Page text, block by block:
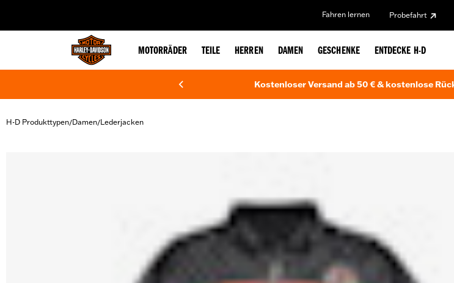
Fahren lernen Probefahrt
MOTORRÄDER TEILE HERREN DAMEN GESCHENKE ENTDECKE H-D
Kostenloser Versand ab 50 € & kostenlose
H-D Produkttypen/Damen/Lederjacken